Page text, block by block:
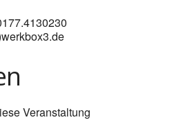
Veranstaltung